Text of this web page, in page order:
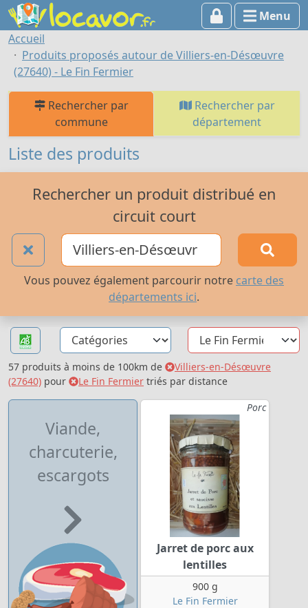
Menu
Accueil
Produits proposés autour de Villiers-en-Désœuvre
(27640) - Le Fin Fermier
Rechercher par
commune
Rechercher par
département
Liste des produits
Rechercher un produit distribué en
circuit court
Vous pouvez également parcourir notre carte des
départements ici.
57 produits à moins de 100km de
Villiers-en-Désœuvre
(27640) pour Le Fin Fermier triés par distance
Viande,
charcuterie,
escargots
Porc
Jarret de porc aux
lentilles
900 g
Le Fin Fermier